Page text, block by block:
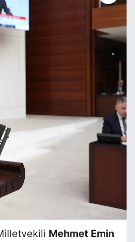
Mehmet Emin